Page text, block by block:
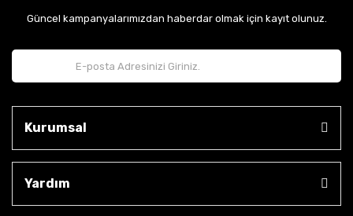
Güncel kampanyalarımızdan haberdar olmak için kayıt olunuz.
Kurumsal
Yardım